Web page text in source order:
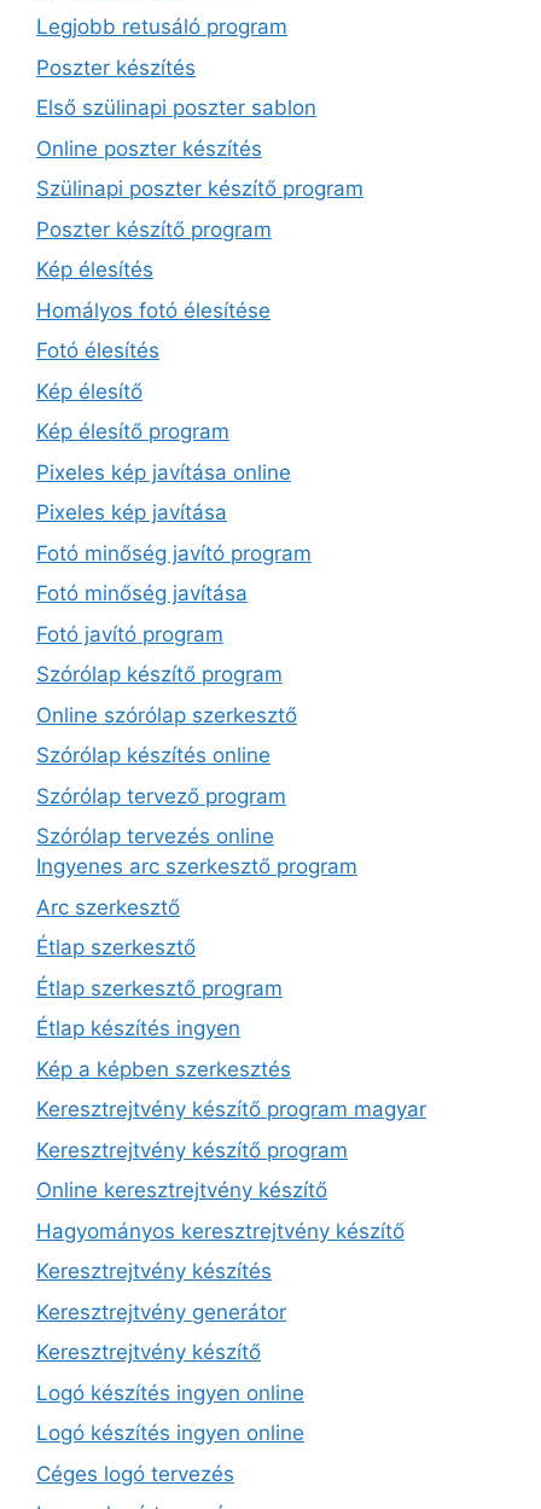
Legjobb retusáló program
Poszter készítés
Első szülinapi poszter sablon
Online poszter készítés
Szülinapi poszter készítő program
Poszter készítő program
Kép élesítés
Homályos fotó élesítése
Fotó élesítés
Kép élesítő
Kép élesítő program
Pixeles kép javítása online
Pixeles kép javítása
Fotó minőség javító program
Fotó minőség javítása
Fotó javító program
Szórólap készítő program
Online szórólap szerkesztő
Szórólap készítés online
Szórólap tervező program
Szórólap tervezés online
Ingyenes arc szerkesztő program
Arc szerkesztő
Étlap szerkesztő
Étlap szerkesztő program
Étlap készítés ingyen
Kép a képben szerkesztés
Keresztrejtvény készítő program magyar
Keresztrejtvény készítő program
Online keresztrejtvény készítő
Hagyományos keresztrejtvény készítő
Keresztrejtvény készítés
Keresztrejtvény generátor
Keresztrejtvény készítő
Logó készítés ingyen online
Logó készítés ingyen online
Céges logó tervezés